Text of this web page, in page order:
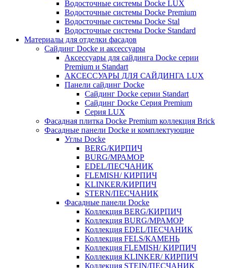
Водосточные системы Docke LUX
Водосточные системы Docke Premium
Водосточные системы Docke Stal
Водосточные системы Docke Standard
Материалы для отделки фасадов
Сайдинг Docke и аксессуары
Аксессуары для сайдинга Docke серии
Premium и Standart
АКСЕССУАРЫ ДЛЯ САЙДИНГА LUX
Панели сайдинг Docke
Cайдинг Docke серии Standart
Сайдинг Docke Серия Premium
Серия LUX
Фасадная плитка Docke Premium коллекция Brick
Фасадные панели Docke и комплектующие
Углы Docke
BERG/КИРПИЧ
BURG/МРАМОР
EDEL/ПЕСЧАНИК
FLEMISH/ КИРПИЧ
KLINKER/КИРПИЧ
STERN/ПЕСЧАНИК
Фасадные панели Docke
Коллекция BERG/КИРПИЧ
Коллекция BURG/МРАМОР
Коллекция EDEL/ПЕСЧАНИК
Коллекция FELS/КАМЕНЬ
Коллекция FLEMISH/ КИРПИЧ
Коллекция KLINKER/ КИРПИЧ
Коллекция STEIN/ПЕСЧАНИК